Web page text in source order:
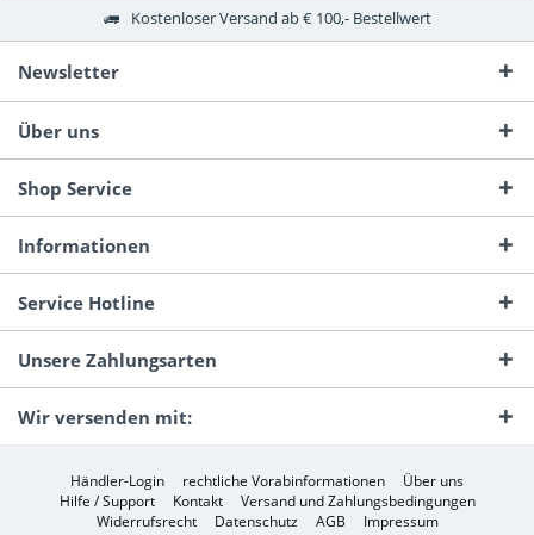
Kostenloser Versand ab € 100,- Bestellwert
Newsletter
Über uns
Shop Service
Informationen
Service Hotline
Unsere Zahlungsarten
Wir versenden mit:
Händler-Login rechtliche Vorabinformationen
Über uns
Hilfe / Support
Kontakt
Versand und Zahlungsbedingungen
Widerrufsrecht
Datenschutz AGB Impressum